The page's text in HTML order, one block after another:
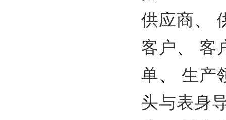
供应商、
客户、 客
单、 生产
头与表身